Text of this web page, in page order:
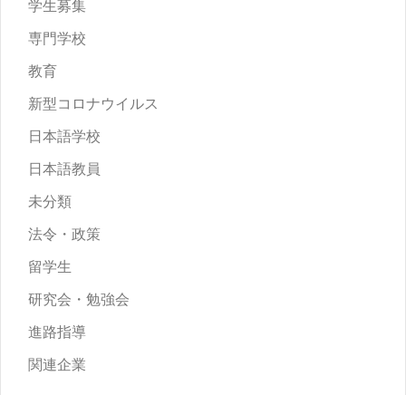
学生募集
専門学校
教育
新型コロナウイルス
日本語学校
日本語教員
未分類
法令・政策
留学生
研究会・勉強会
進路指導
関連企業